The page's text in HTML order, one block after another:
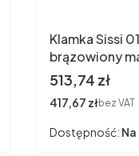
Klamka Sissi
brązowiony
Cena
513,74 zł
Cena
417,67 złbez VAT
Dostępność: